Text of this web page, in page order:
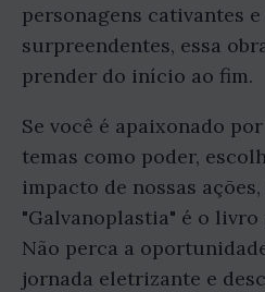
personagens cativantes
surpreendentes, essa
prender do início ao fim.
Se você é apaixonado
temas como poder,
impacto de nossas
"Galvanoplastia" é o
Não perca a
jornada eletrizante e